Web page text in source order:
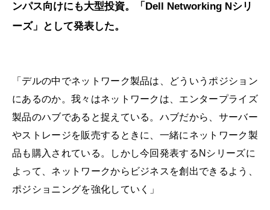
ンパス向けにも大型投資。「Dell Networking Nシリ
ーズ」として発表した。
「デルの中でネットワーク製品は、どういうポジション
にあるのか。我々はネットワークは、エンタープライズ
製品のハブであると捉えている。ハブだから、サーバー
やストレージを販売するときに、一緒にネットワーク製
品も購入されている。しかし今回発表するNシリーズに
よって、ネットワークからビジネスを創出できるよう、
ポジショニングを強化していく」